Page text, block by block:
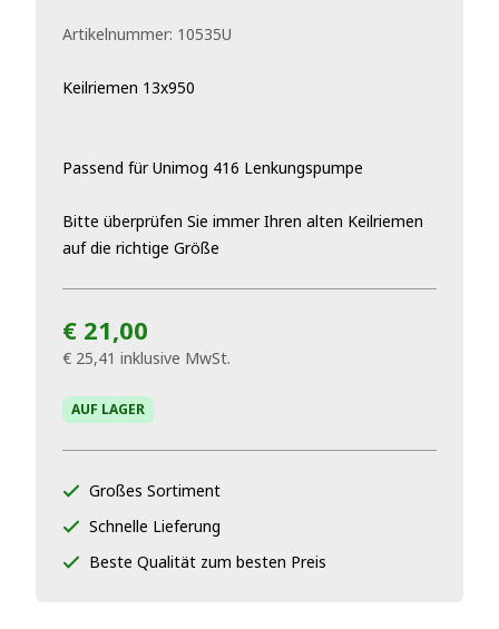
Artikelnummer: 10535U
Keilriemen 13x950
Passend für Unimog 416 Lenkungspumpe
Bitte überprüfen Sie immer Ihren alten Keilriemen
auf die richtige Größe
€ 21,00
€ 25,41 inklusive MwSt.
AUF LAGER
Großes Sortiment
Schnelle Lieferung
Beste Qualität zum besten Preis